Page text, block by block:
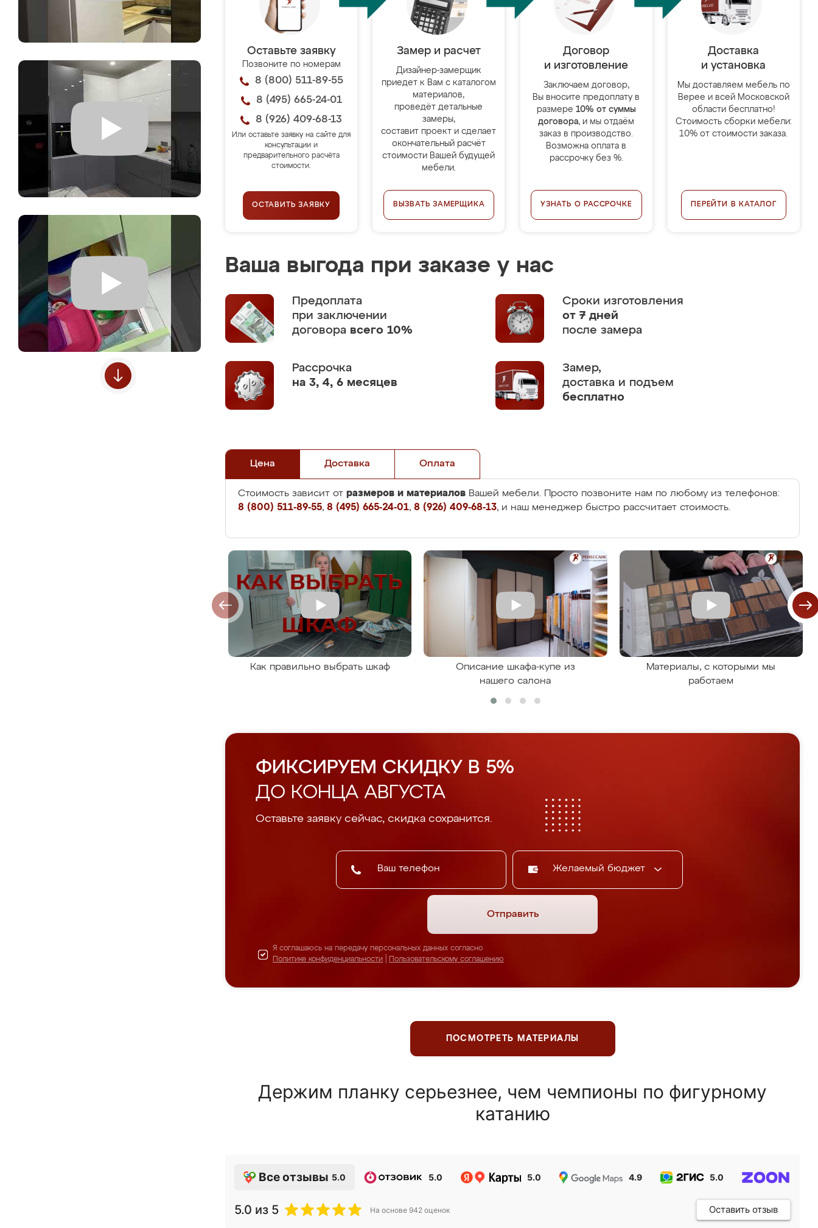
Оставьте заявку
Позвоните по номерам
8 (800) 511-89-55
8 (495) 665-24-01
8 (926) 409-68-13
Или оставьте заявку на сайте для
консультации и
предварительного расчёта
стоимости.
ОСТАВИТЬ ЗАЯВКУ
Замер и расчет
Дизайнер-замерщик
приедет к Вам с каталогом
материалов,
проведёт детальные
замеры,
составит проект и сделает
окончательный расчёт
стоимости Вашей будущей
мебели.
ВЫЗВАТЬ ЗАМЕРЩИКА
Договор
и изготовление
Заключаем договор,
Вы вносите предоплату в
размере 10% от суммы
договора, и мы отдаём
заказ в производство.
Возможна оплата в
рассрочку без %.
УЗНАТЬ О РАССРОЧКЕ
Доставка
и установка
Мы доставляем мебель по
Верее и всей Московской
области бесплатно!
Стоимость сборки мебели:
10% от стоимости заказа.
ПЕРЕЙТИ В КАТАЛОГ
Ваша выгода при заказе у нас
Предоплата
при заключении
договора всего 10%
Сроки изготовления
от 7 дней
после замера
Рассрочка
на 3, 4, 6 месяцев
Замер,
доставка и подъем
бесплатно
Цена Доставка Оплата
Стоимость зависит от размеров и материалов Вашей мебели. Просто позвоните нам по любому из телефонов:
8 (800) 511-89-55, 8 (495) 665-24-01, 8 (926) 409-68-13, и наш менеджер быстро рассчитает стоимость.
Как правильно выбрать шкаф
Описание шкафа-купе из
нашего салона
Материалы, с которыми мы
работаем
ФИКСИРУЕМ СКИДКУ В 5%
ДО КОНЦА АВГУСТА
Оставьте заявку сейчас, скидка сохранится.
Желаемый бюджет
Отправить
Я соглашаюсь на передачу персональных данных согласно
Политике конфиденциальности
Пользовательскому соглашению
ПОСМОТРЕТЬ МАТЕРИАЛЫ
Держим планку серьезнее, чем чемпионы по фигурному
катанию
Все отзывы 5.0 5.0 5.0 4.9 5.0
5.0 из 5 На основе 942 оценок Оставить отзыв